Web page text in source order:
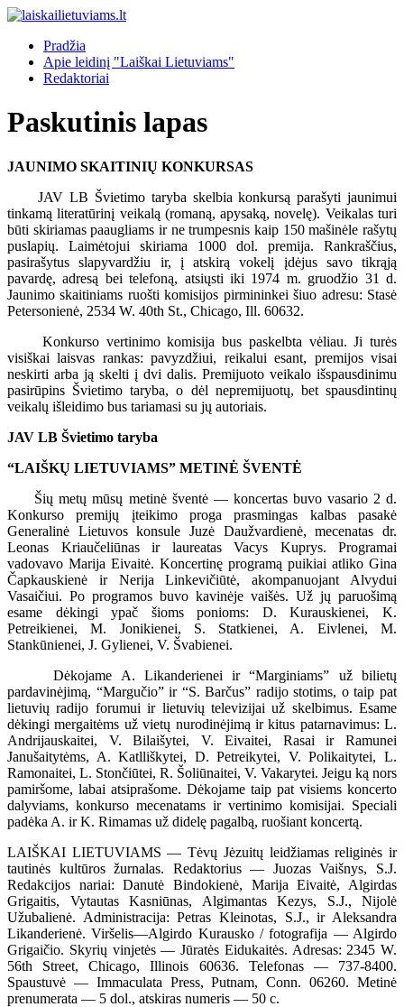
Pradžia
Apie leidinį "Laiškai Lietuviams"
Redaktoriai
Paskutinis lapas
JAUNIMO SKAITINIŲ KONKURSAS
JAV LB Švietimo taryba skelbia konkursą parašyti jaunimui
tinkamą literatūrinį veikalą (romaną, apysaką, novelę). Veikalas turi
būti skiriamas paaugliams ir ne trumpesnis kaip 150 mašinėle rašytų
puslapių. Laimėtojui skiriama 1000 dol. premija. Rankraščius,
pasirašytus slapyvardžiu ir, į atskirą vokelį įdėjus savo tikrąją
pavardę, adresą bei telefoną, atsiųsti iki 1974 m. gruodžio 31 d.
Jaunimo skaitiniams ruošti komisijos pirmininkei šiuo adresu: Stasė
Petersonienė, 2534 W. 40th St., Chicago, Ill. 60632.
Konkurso vertinimo komisija bus paskelbta vėliau. Ji turės
visiškai laisvas rankas: pavyzdžiui, reikalui esant, premijos visai
neskirti arba ją skelti į dvi dalis. Premijuoto veikalo išspausdinimu
pasirūpins Švietimo taryba, o dėl nepremijuotų, bet spausdintinų
veikalų išleidimo bus tariamasi su jų autoriais.
JAV LB Švietimo taryba
“LAIŠKŲ LIETUVIAMS” METINĖ ŠVENTĖ
Šių metų mūsų metinė šventė — koncertas buvo vasario 2 d.
Konkurso premijų įteikimo proga prasmingas kalbas pasakė
Generalinė Lietuvos konsule Juzė Daužvardienė, mecenatas dr.
Leonas Kriaučeliūnas ir laureatas Vacys Kuprys. Programai
vadovavo Marija Eivaitė. Koncertinę programą puikiai atliko Gina
Čapkauskienė ir Nerija Linkevičiūtė, akompanuojant Alvydui
Vasaičiui. Po programos buvo kavinėje vaišės. Už jų paruošimą
esame dėkingi ypač šioms ponioms: D. Kurauskienei, K.
Petreikienei, M. Jonikienei, S. Statkienei, A. Eivlenei, M.
Stankūnienei, J. Gylienei, V. Švabienei.
Dėkojame A. Likanderienei ir “Marginiams” už bilietų
pardavinėjimą, “Margučio” ir “S. Barčus” radijo stotims, o taip pat
lietuvių radijo forumui ir lietuvių televizijai už skelbimus. Esame
dėkingi mergaitėms už vietų nurodinėjimą ir kitus patarnavimus: L.
Andrijauskaitei, V. Bilaišytei, V. Eivaitei, Rasai ir Ramunei
Janušaitytėms, A. Katlliškytei, D. Petreikytei, V. Polikaitytei, L.
Ramonaitei, L. Stončiūtei, R. Šoliūnaitei, V. Vakarytei. Jeigu ką nors
pamiršome, labai atsiprašome. Dėkojame taip pat visiems koncerto
dalyviams, konkurso mecenatams ir vertinimo komisijai. Speciali
padėka A. ir K. Rimamas už didelę pagalbą, ruošiant koncertą.
LAIŠKAI LIETUVIAMS — Tėvų Jėzuitų leidžiamas religinės ir
tautinės kultūros žurnalas. Redaktorius — Juozas Vaišnys, S.J.
Redakcijos nariai: Danutė Bindokienė, Marija Eivaitė, Algirdas
Grigaitis, Vytautas Kasniūnas, Algimantas Kezys, S.J., Nijolė
Užubalienė. Administracija: Petras Kleinotas, S.J., ir Aleksandra
Likanderienė. Viršelis—Algirdo Kurausko / fotografija — Algirdo
Grigaičio. Skyrių vinjetės — Jūratės Eidukaitės. Adresas: 2345 W.
56th Street, Chicago, Illinois 60636. Telefonas — 737-8400.
Spaustuvė — Immaculata Press, Putnam, Conn. 06260. Metinė
prenumerata — 5 dol., atskiras numeris — 50 c.